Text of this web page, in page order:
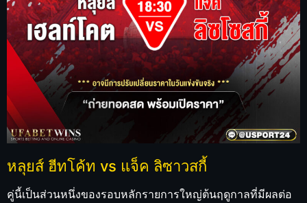
หลุยส์ ฮีทโค้ท vs แจ็ค ลิซาวสกี้
คู่นี้เป็นส่วนหนึ่งของรอบหลักรายการใหญ่ต้นฤดูกาลที่มีผลต่อ